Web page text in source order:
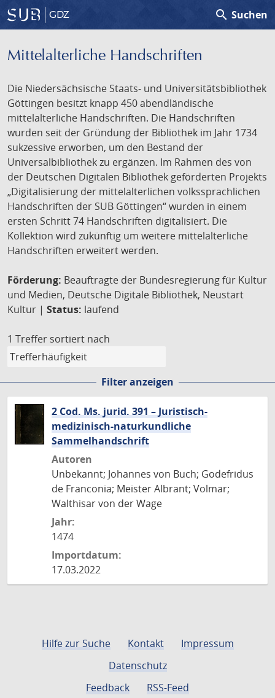
GDZ search Suchen
Mittelalterliche Handschriften
Die Niedersächsische Staats- und Universitätsbibliothek
Göttingen besitzt knapp 450 abendländische
mittelalterliche Handschriften. Die Handschriften
wurden seit der Gründung der Bibliothek im Jahr 1734
sukzessive erworben, um den Bestand der
Universalbibliothek zu ergänzen. Im Rahmen des von
der Deutschen Digitalen Bibliothek geförderten Projekts
„Digitalisierung der mittelalterlichen volkssprachlichen
Handschriften der SUB Göttingen“ wurden in einem
ersten Schritt 74 Handschriften digitalisiert. Die
Kollektion wird zukünftig um weitere mittelalterliche
Handschriften erweitert werden.
Förderung: Beauftragte der Bundesregierung für Kultur
und Medien, Deutsche Digitale Bibliothek, Neustart
Kultur | Status: laufend
1 Treffer sortiert nach
Filter anzeigen
2 Cod. Ms. jurid. 391 – Juristisch-
medizinisch-naturkundliche
Sammelhandschrift
Autoren
Unbekannt; Johannes von Buch; Godefridus
de Franconia; Meister Albrant; Volmar;
Walthisar von der Wage
Jahr:
1474
Importdatum:
17.03.2022
Hilfe zur Suche Kontakt
Impressum
Datenschutz
Feedback
RSS-Feed